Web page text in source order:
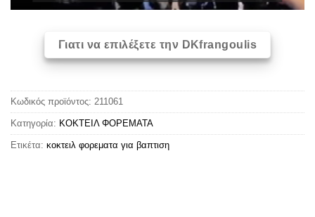
Γιατι να επιλέξετε την DKfrangoulis
Κωδικός προϊόντος: 211061
Κατηγορία: ΚΟΚΤΕΙΛ ΦΟΡΕΜΑΤΑ
Ετικέτα: κοκτειλ φορεματα για βαπτιση